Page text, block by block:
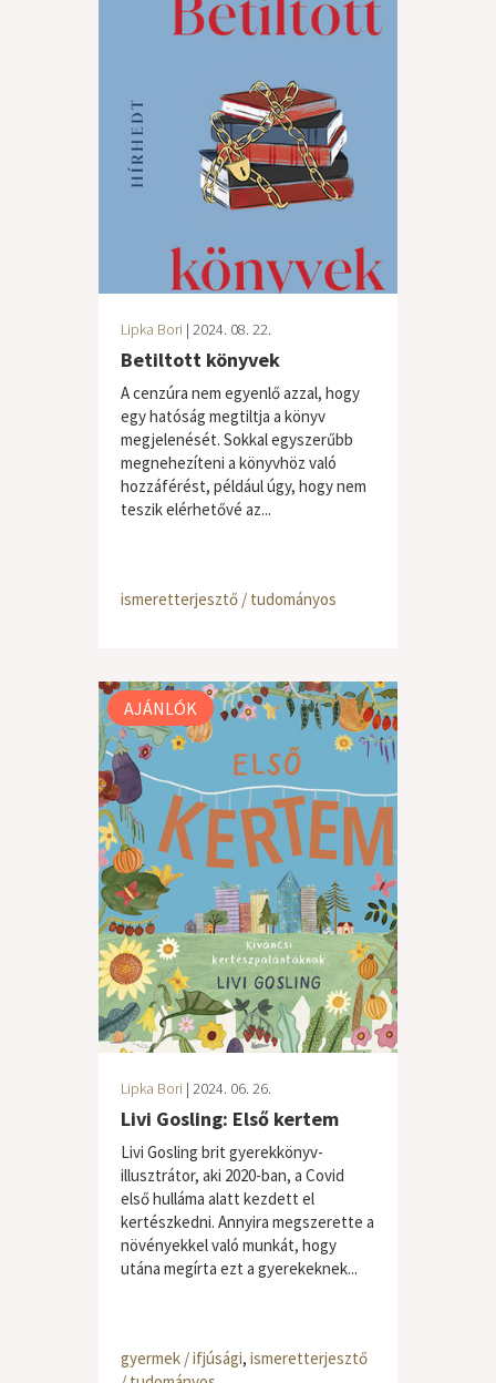
Lipka Bori | 2024. 08. 22.
Betiltott könyvek
A cenzúra nem egyenlő azzal, hogy
egy hatóság megtiltja a könyv
megjelenését. Sokkal egyszerűbb
megnehezíteni a könyvhöz való
hozzáférést, például úgy, hogy nem
teszik elérhetővé az...
ismeretterjesztő / tudományos
AJÁNLÓK
Lipka Bori | 2024. 06. 26.
Livi Gosling: Első kertem
Livi Gosling brit gyerekkönyv-
illusztrátor, aki 2020-ban, a Covid
első hulláma alatt kezdett el
kertészkedni. Annyira megszerette a
növényekkel való munkát, hogy
utána megírta ezt a gyerekeknek...
gyermek / ifjúsági, ismeretterjesztő